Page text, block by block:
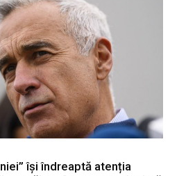
își îndreaptă atenția